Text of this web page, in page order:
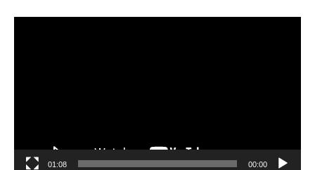
00:00
01:08